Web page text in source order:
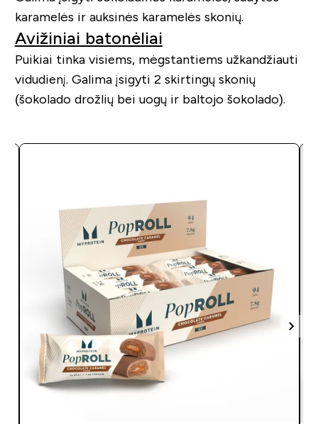
karamelės ir auksinės karamelės skonių.
Avižiniai batonėliai
Puikiai tinka visiems, mėgstantiems užkandžiauti
vidudienį. Galima įsigyti 2 skirtingų skonių
(šokolado drožlių bei uogų ir baltojo šokolado).